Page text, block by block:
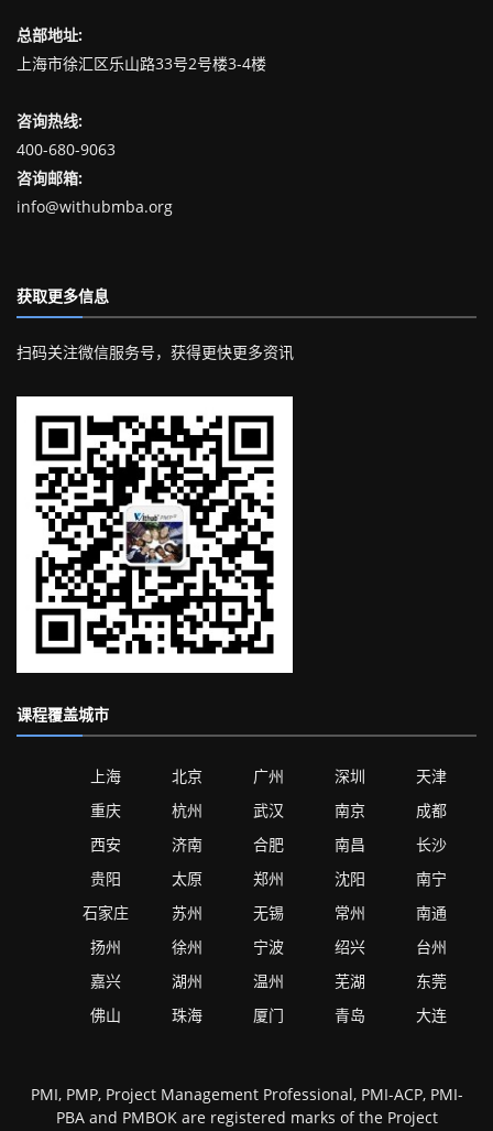
总部地址:
上海市徐汇区乐山路33号2号楼3-4楼
咨询热线:
400-680-9063
咨询邮箱:
info@withubmba.org
获取更多信息
扫码关注微信服务号，获得更快更多资讯
课程覆盖城市
上海 北京 广州 深圳
天津
重庆
杭州 武汉 南京
成都
西安
济南 合肥 南昌
长沙
贵阳
太原 郑州 沈阳
南宁
石家庄
苏州 无锡 常州
南通
扬州
徐州 宁波 绍兴
台州
嘉兴
湖州 温州 芜湖
东莞
佛山
珠海 厦门 青岛 大连
PMI, PMP, Project Management Professional, PMI-ACP, PMI-
PBA and PMBOK are registered marks of the Project